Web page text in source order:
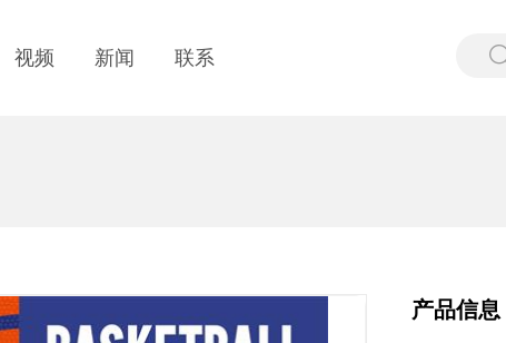
视频 新闻 联系
产品信息